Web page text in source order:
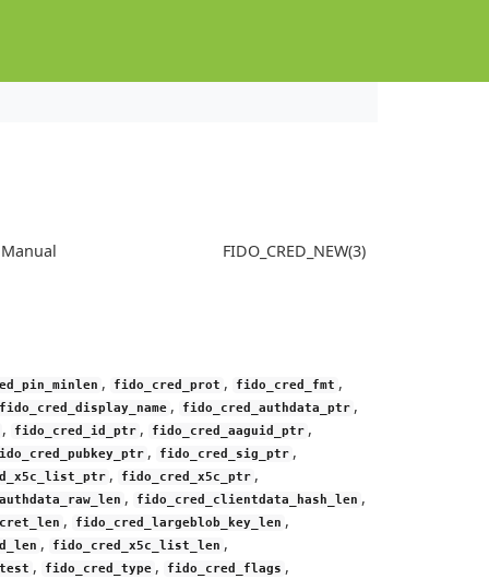
FIDO_CRED_NEW(3)
, fido_cred_prot , fido_cred_fmt ,
, fido_cred_authdata_ptr ,
,
fido_cred_id_ptr , fido_cred_aaguid_ptr ,
, fido_cred_sig_ptr ,
, fido_cred_x5c_ptr ,
, fido_cred_clientdata_hash_len ,
, fido_cred_largeblob_key_len ,
, fido_cred_x5c_list_len ,
, fido_cred_type , fido_cred_flags ,